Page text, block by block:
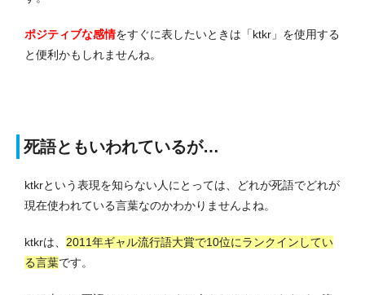
ポジティブな感情をすぐに表したいときは「ktkr」を使用する
と便利かもしれませんね。
死語ともいわれているが…
ktkrという表現を知らない人にとっては、どれが死語でどれが
現在使われている言葉なのかわかりませんよね。
ktkrは、 2011年ギャル流行語大賞で10位にランクインしてい
る言葉です。